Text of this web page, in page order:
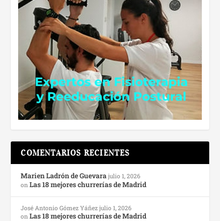
COMENTARIOS RECIENTES
Marien Ladrón de Guevara julio 1, 2026
onLas 18 mejores churrerías de Madrid
José Antonio Gómez Yáñez julio 1, 2026
onLas 18 mejores churrerías de Madrid